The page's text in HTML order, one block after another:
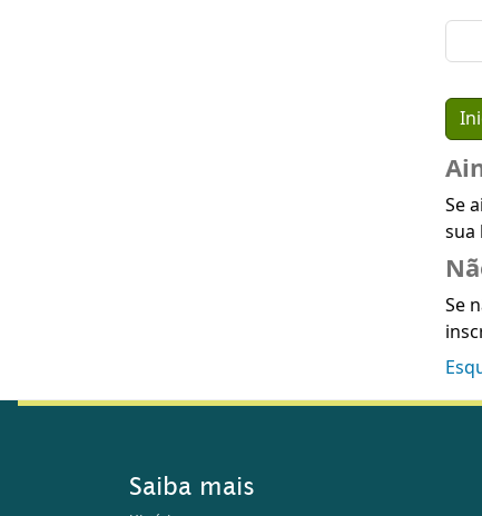
Se
sua
Se
Saiba mais